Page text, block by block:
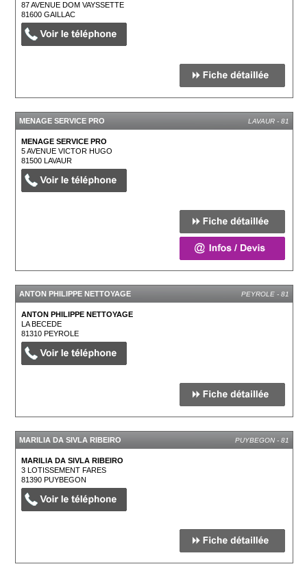
87 AVENUE DOM VAYSSETTE
81600GAILLAC
MENAGE SERVICE PRO LAVAUR - 81
MENAGE SERVICE PRO
5 AVENUE VICTOR HUGO
81500LAVAUR
ANTON PHILIPPE NETTOYAGE PEYROLE - 81
ANTON PHILIPPE NETTOYAGE
LA BECEDE
81310PEYROLE
MARILIA DA SIVLA RIBEIRO PUYBEGON - 81
MARILIA DA SIVLA RIBEIRO
3 LOTISSEMENT FARES
81390PUYBEGON